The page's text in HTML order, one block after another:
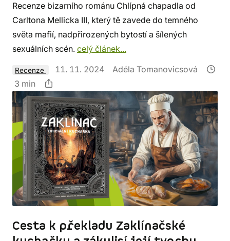
Recenze bizarního románu Chlípná chapadla od
Carltona Mellicka III, který tě zavede do temného
světa mafií, nadpřirozených bytostí a šílených
sexuálních scén. celý článek...
Recenze 11. 11. 2024
Adéla Tomanovicsová
3 min
Cesta k překladu Zaklínačské